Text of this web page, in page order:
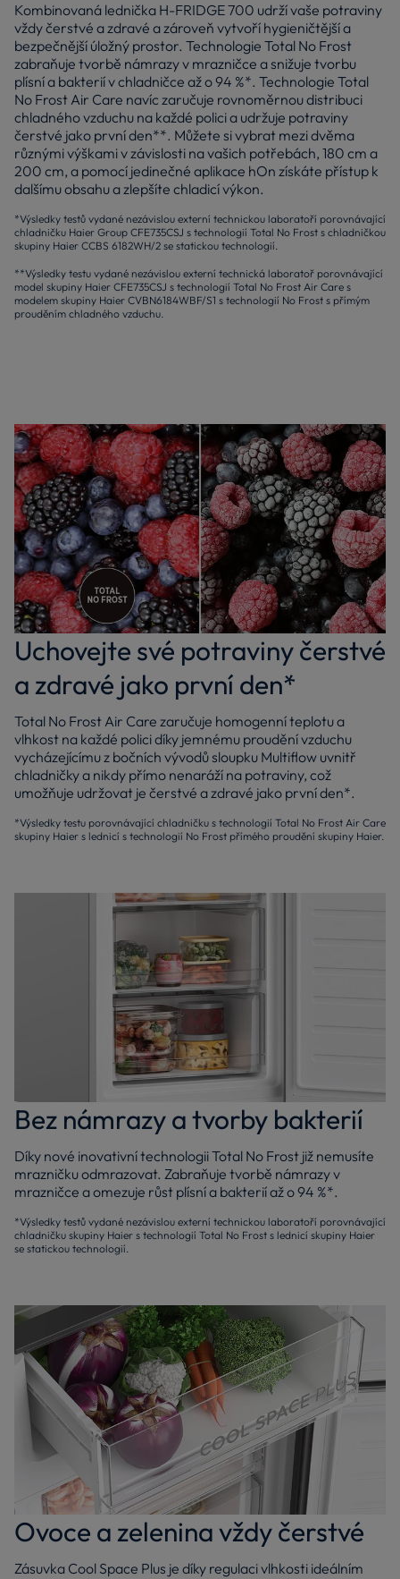
Kombinovaná lednička H-FRIDGE 700 udrží vaše potraviny
vždy čerstvé a zdravé a zároveň vytvoří hygieničtější a
bezpečnější úložný prostor. Technologie Total No Frost
zabraňuje tvorbě námrazy v mrazničce a snižuje tvorbu
plísní a bakterií v chladničce až o 94 %*. Technologie Total
No Frost Air Care navíc zaručuje rovnoměrnou distribuci
chladného vzduchu na každé polici a udržuje potraviny
čerstvé jako první den**. Můžete si vybrat mezi dvěma
různými výškami v závislosti na vašich potřebách, 180 cm a
200 cm, a pomocí jedinečné aplikace hOn získáte přístup k
dalšímu obsahu a zlepšíte chladicí výkon.
*Výsledky testů vydané nezávislou externí technickou laboratoří porovnávající
chladničku Haier Group CFE735CSJ s technologií Total No Frost s chladničkou
skupiny Haier CCBS 6182WH/2 se statickou technologií.
**Výsledky testu vydané nezávislou externí technická laboratoř porovnávající
model skupiny Haier CFE735CSJ s technologií Total No Frost Air Care s
modelem skupiny Haier CVBN6184WBF/S1 s technologií No Frost s přímým
prouděním chladného vzduchu.
Uchovejte své potraviny čerstvé
a zdravé jako první den*
Total No Frost Air Care zaručuje homogenní teplotu a
vlhkost na každé polici díky jemnému proudění vzduchu
vycházejícímu z bočních vývodů sloupku Multiflow uvnitř
chladničky a nikdy přímo nenaráží na potraviny, což
umožňuje udržovat je čerstvé a zdravé jako první den*.
*Výsledky testu porovnávající chladničku s technologií Total No Frost Air Care
skupiny Haier s lednicí s technologií No Frost přímého proudění skupiny Haier.
Bez námrazy a tvorby bakterií
Díky nové inovativní technologii Total No Frost již nemusíte
mrazničku odmrazovat. Zabraňuje tvorbě námrazy v
mrazničce a omezuje růst plísní a bakterií až o 94 %*.
*Výsledky testů vydané nezávislou externí technickou laboratoří porovnávající
chladničku skupiny Haier s technologií Total No Frost s lednicí skupiny Haier
se statickou technologií.
Ovoce a zelenina vždy čerstvé
Zásuvka Cool Space Plus je díky regulaci vlhkosti ideálním